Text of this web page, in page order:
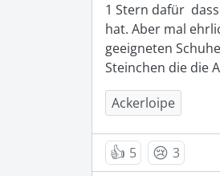
1 Stern dafür
hat. Aber mal
geeigneten
Steinchen die die
Ackerloipe
👍 5 😢 3